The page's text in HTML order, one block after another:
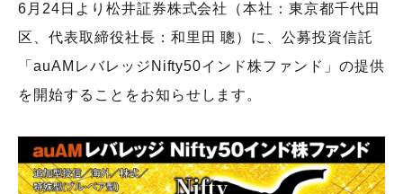
会社概要
役員紹介
組織図
サービス案内
機関投資家のみなさまへ
6月24日より松井証券株式会社（本社：東京都千代田
区、代表取締役社長：和里田 聰）に、公募投資信託
「auAMレバレッジNifty50インド株ファンド」の提供
を開始することをお知らせします。